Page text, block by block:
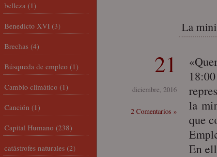
La
21
diciembre, 2016
2 Comentarios »
la
que
En
belleza (1)
Benedicto XVI (3)
Brechas (4)
Búsqueda de empleo (1)
Cambio climático (1)
Canción (1)
Capital Humano (238)
catástrofes naturales (2)